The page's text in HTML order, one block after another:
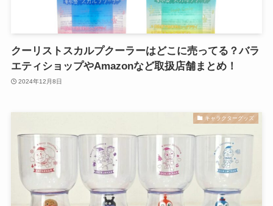
クーリストスカルプクーラーはどこに売ってる？バラ
エティショップやAmazonなど取扱店舗まとめ！
2024年12月8日
キャラクターグッズ